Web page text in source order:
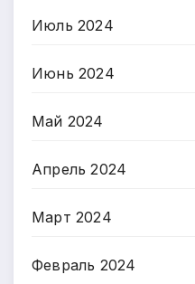
Июль 2024
Июнь 2024
Май 2024
Апрель 2024
Март 2024
Февраль 2024